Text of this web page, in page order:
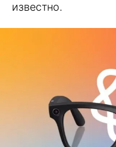
известно.